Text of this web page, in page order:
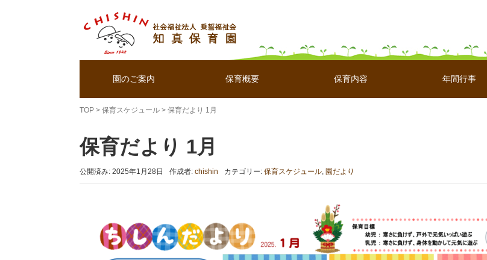
園のご案内 保育概要 保育内容 年間行事
TOP > 保育スケジュール > 保育だより 1月
保育だより 1月
公開済み: 2025年1月28日 作成者: chishin カテゴリー: 保育スケジュール, 園だより